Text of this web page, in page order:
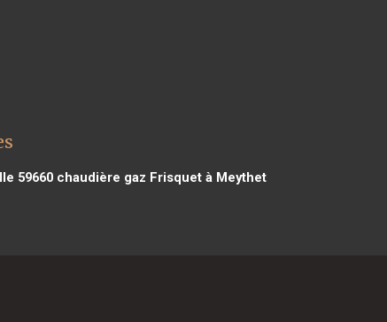
59660chaudière gaz Frisquet à Meythet